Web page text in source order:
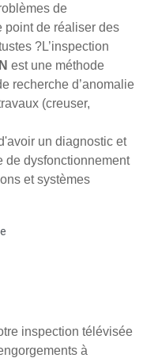
de
point de réaliser des
?L’inspection
est une méthode
recherche d’anomalie
(creuser,
un diagnostic et
de dysfonctionnement
et systèmes
inspection télévisée
à